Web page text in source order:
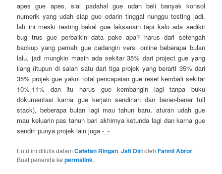
apes gue apes, sial padahal gue udah beli banyak konsol
numerik yang udah siap gue edarin tinggal nunggu testing jadi,
lah ini meski testing bakal gue laksanain tapi kalo ada sedikit
bug trus gue perbaikin data pake apa? harus dari setengah
backup yang pernah gue cadangin versi online beberapa bulan
lalu, jadi mungkin masih ada sekitar 35% dari project gue yang
ilang (itupun di salah satu dari tiga projek yang berarti 35% dari
35% projek gue yakni total pencapaian gue reset kembali sekitar
10%-11% dan itu harus gue kembangin lagi tanpa buku
dokumentasi karna gue kerjain sendirian dan bener-bener full
stack), beberapa bulan lagi mau tahun baru, aturan udah gue
mau keluarin pas tahun bari akhirnya ketunda lagi dan karna gue
sendiri punya projek lain juga -_-
Entri ini ditulis dalamCatetan Ringan,Jati DiriolehFannil Abror.
Buat penanda kepermalink.